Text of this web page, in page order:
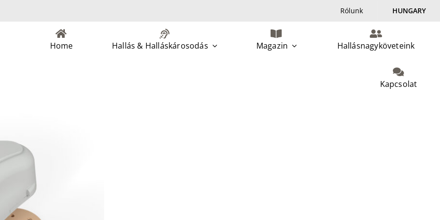
Rólunk HUNGARY
Home Hallás & Halláskárosodás Magazin Hallásnagyköveteink
Kapcsolat